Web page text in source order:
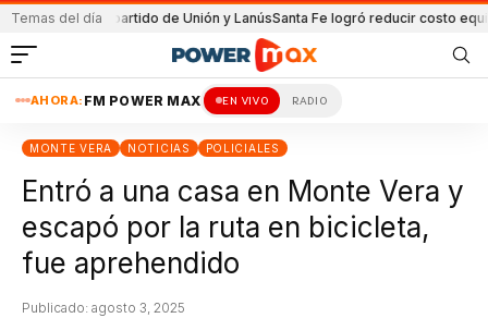
Temas del día
en el partido de Unión y LanúsSanta Fe logró reducir costo
AHORA: FM POWER MAX EN VIVO RADIO
MONTE VERA NOTICIAS POLICIALES
Entró a una casa en Monte Vera y
escapó por la ruta en bicicleta,
fue aprehendido
Publicado: agosto 3, 2025